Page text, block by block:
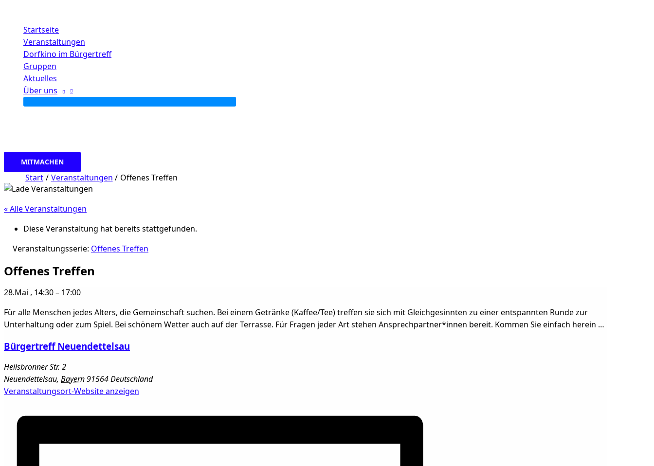
springenStartseite
Veranstaltungen
Dorfkino im Bürgertreff
Gruppen
Aktuelles
Über uns
MITMACHEN
Start Veranstaltungen Offenes Treffen
« Alle Veranstaltungen
Diese Veranstaltung hat bereits stattgefunden.
Veranstaltungsserie: Offenes Treffen
Offenes Treffen
28.Mai , 14:30– 17:00
Für alle Menschen jedes Alters, die Gemeinschaft suchen. Bei einem Getränke (Kaffee/Tee) treffen sie sich mit Gleichgesinnten zu einer entspannten Runde zur
Unterhaltung oder zum Spiel. Bei schönem Wetter auch auf der Terrasse. Für Fragen jeder Art stehen Ansprechpartner*innen bereit. Kommen Sie einfach herein …
Bürgertreff Neuendettelsau
Heilsbronner Str. 2
Neuendettelsau, Bayern91564Deutschland
Veranstaltungsort-Website anzeigen